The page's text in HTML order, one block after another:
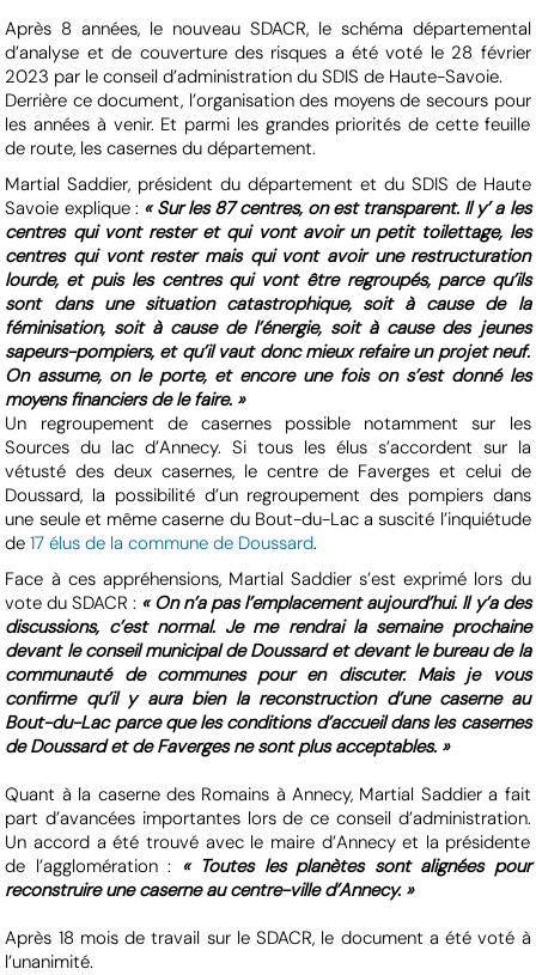
Après 8 années, le nouveau SDACR, le schéma départemental
d’analyse et de couverture des risques a été voté le 28 février
2023 par le conseil d’administration du SDIS de Haute-Savoie.
Derrière ce document, l’organisation des moyens de secours pour
les années à venir. Et parmi les grandes priorités de cette feuille
de route, les casernes du département.
Martial Saddier, président du département et du SDIS de Haute
Savoie explique : « Sur les 87 centres, on est transparent. Il y’ a les
centres qui vont rester et qui vont avoir un petit toilettage, les
centres qui vont rester mais qui vont avoir une restructuration
lourde, et puis les centres qui vont être regroupés, parce qu’ils
sont dans une situation catastrophique, soit à cause de la
féminisation, soit à cause de l’énergie, soit à cause des jeunes
sapeurs-pompiers, et qu’il vaut donc mieux refaire un projet neuf.
On assume, on le porte, et encore une fois on s’est donné les
moyens financiers de le faire. »
Un regroupement de casernes possible notamment sur les
Sources du lac d’Annecy. Si tous les élus s’accordent sur la
vétusté des deux casernes, le centre de Faverges et celui de
Doussard, la possibilité d’un regroupement des pompiers dans
une seule et même caserne du Bout-du-Lac a suscité l’inquiétude
de17 élus de la commune de Doussard.
Face à ces appréhensions, Martial Saddier s’est exprimé lors du
vote du SDACR : « On n’a pas l’emplacement aujourd’hui. Il y’a des
discussions, c’est normal. Je me rendrai la semaine prochaine
devant le conseil municipal de Doussard et devant le bureau de la
communauté de communes pour en discuter. Mais je vous
confirme qu’il y aura bien la reconstruction d’une caserne au
Bout-du-Lac parce que les conditions d’accueil dans les casernes
de Doussard et de Faverges ne sont plus acceptables. »
Quant à la caserne des Romains à Annecy, Martial Saddier a fait
part d’avancées importantes lors de ce conseil d’administration.
Un accord a été trouvé avec le maire d’Annecy et la présidente
de l’agglomération : « Toutes les planètes sont alignées pour
reconstruire une caserne au centre-ville d’Annecy. »
Après 18 mois de travail sur le SDACR, le document a été voté à
l’unanimité.